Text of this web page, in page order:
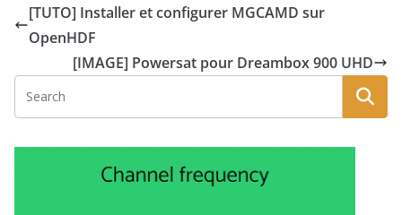
[TUTO] Installer et configurer MGCAMD sur
OpenHDF
[IMAGE] Powersat pour Dreambox 900 UHD